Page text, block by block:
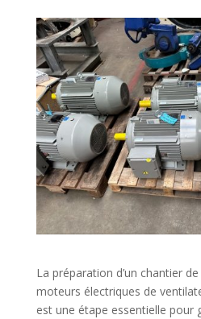
La préparation d’un chantier
moteurs électriques de
est une étape essentielle pour